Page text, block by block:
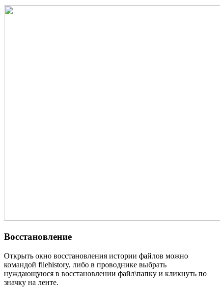
Восстановление
Открыть окно восстановления истории файлов можно
командой filehistory, либо в проводнике выбрать
нуждающуюся в восстановлении файл\папку и кликнуть по
значку на ленте.